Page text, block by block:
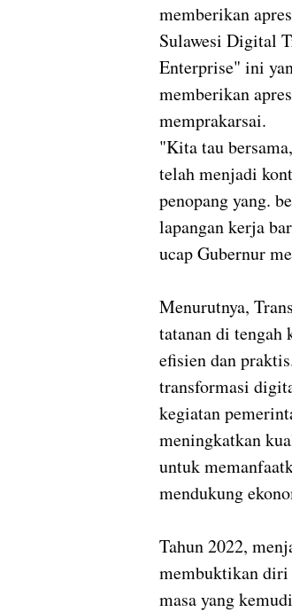
memberikan
Sulawesi Digital
Enterprise" ini
memberikan
memprakarsai.
"Kita tau
telah menjadi
penopang yang.
lapangan kerja
ucap Gubernur
Menurutnya,
tatanan di tengah
efisien dan
transformasi
kegiatan
meningkatkan
untuk
mendukung
Tahun 2022,
membuktikan diri
masa yang